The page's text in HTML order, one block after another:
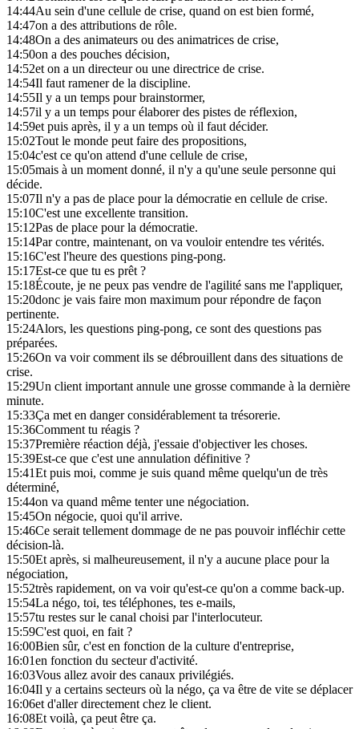
14:44Au sein d'une cellule de crise, quand on est bien formé,
14:47on a des attributions de rôle.
14:48On a des animateurs ou des animatrices de crise,
14:50on a des pouches décision,
14:52et on a un directeur ou une directrice de crise.
14:54Il faut ramener de la discipline.
14:55Il y a un temps pour brainstormer,
14:57il y a un temps pour élaborer des pistes de réflexion,
14:59et puis après, il y a un temps où il faut décider.
15:02Tout le monde peut faire des propositions,
15:04c'est ce qu'on attend d'une cellule de crise,
15:05mais à un moment donné, il n'y a qu'une seule personne qui
décide.
15:07Il n'y a pas de place pour la démocratie en cellule de crise.
15:10C'est une excellente transition.
15:12Pas de place pour la démocratie.
15:14Par contre, maintenant, on va vouloir entendre tes vérités.
15:16C'est l'heure des questions ping-pong.
15:17Est-ce que tu es prêt ?
15:18Écoute, je ne peux pas vendre de l'agilité sans me l'appliquer,
15:20donc je vais faire mon maximum pour répondre de façon
pertinente.
15:24Alors, les questions ping-pong, ce sont des questions pas
préparées.
15:26On va voir comment ils se débrouillent dans des situations de
crise.
15:29Un client important annule une grosse commande à la dernière
minute.
15:33Ça met en danger considérablement ta trésorerie.
15:36Comment tu réagis ?
15:37Première réaction déjà, j'essaie d'objectiver les choses.
15:39Est-ce que c'est une annulation définitive ?
15:41Et puis moi, comme je suis quand même quelqu'un de très
déterminé,
15:44on va quand même tenter une négociation.
15:45On négocie, quoi qu'il arrive.
15:46Ce serait tellement dommage de ne pas pouvoir infléchir cette
décision-là.
15:50Et après, si malheureusement, il n'y a aucune place pour la
négociation,
15:52très rapidement, on va voir qu'est-ce qu'on a comme back-up.
15:54La négo, toi, tes téléphones, tes e-mails,
15:57tu restes sur le canal choisi par l'interlocuteur.
15:59C'est quoi, en fait ?
16:00Bien sûr, c'est en fonction de la culture d'entreprise,
16:01en fonction du secteur d'activité.
16:03Vous allez avoir des canaux privilégiés.
16:04Il y a certains secteurs où la négo, ça va être de vite se déplacer
16:06et d'aller directement chez le client.
16:08Et voilà, ça peut être ça.